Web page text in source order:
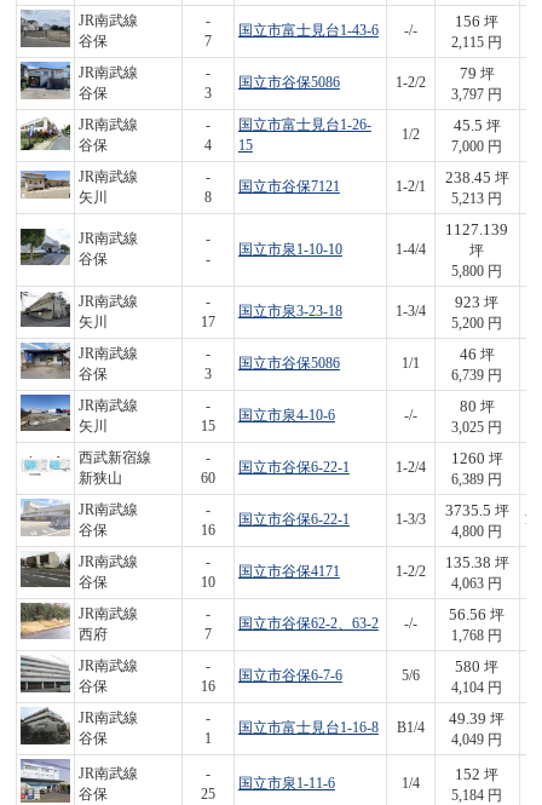
JR南武線
谷保
-
7
国立市富士見台1-43-6 -/-
156 坪
2,115 円
JR南武線
谷保
-
3
国立市谷保5086 1-2/2
79 坪
3,797 円
JR南武線
谷保
-
4
国立市富士見台1-26-
15
1/2
45.5 坪
7,000 円
JR南武線
矢川
-
8
国立市谷保7121 1-2/1
238.45 坪
5,213 円
JR南武線
谷保
-
-
国立市泉1-10-10 1-4/4
1127.139
坪
5,800 円
JR南武線
矢川
-
17
国立市泉3-23-18 1-3/4
923 坪
5,200 円
JR南武線
谷保
-
3
国立市谷保5086 1/1
46 坪
6,739 円
JR南武線
矢川
-
15
国立市泉4-10-6 -/-
80 坪
3,025 円
西武新宿線
新狭山
-
60
国立市谷保6-22-1 1-2/4
1260 坪
6,389 円
JR南武線
谷保
-
16
国立市谷保6-22-1 1-3/3
3735.5 坪
4,800 円
JR南武線
谷保
-
10
国立市谷保4171 1-2/2
135.38 坪
4,063 円
JR南武線
西府
-
7
国立市谷保62-2、63-2 -/-
56.56 坪
1,768 円
JR南武線
谷保
-
16
国立市谷保6-7-6 5/6
580 坪
4,104 円
JR南武線
谷保
-
1
国立市富士見台1-16-8 B1/4
49.39 坪
4,049 円
JR南武線
谷保
-
25
国立市泉1-11-6 1/4
152 坪
5,184 円